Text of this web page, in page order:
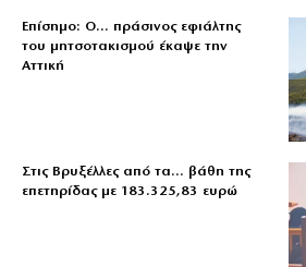
Επίσημο: Ο… πράσινος εφιάλτης
του μητσοτακισμού έκαψε την
Αττική
Στις Βρυξέλλες από τα… βάθη της
επετηρίδας με 183.325,83 ευρώ